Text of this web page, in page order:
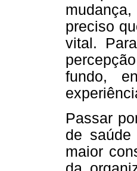
preciso
vital.
fundo,
Passar
de saúde
maior